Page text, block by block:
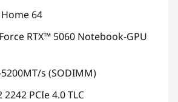
64
RTX™ 5060 Notebook-GPU
5200MT/s (SODIMM)
2242 PCIe 4.0 TLC